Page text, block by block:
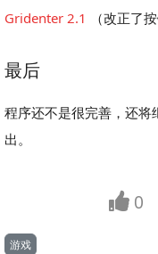
Gridenter 2.1 （改正了
最后
程序还不是很完善，还将
出。
0
游戏